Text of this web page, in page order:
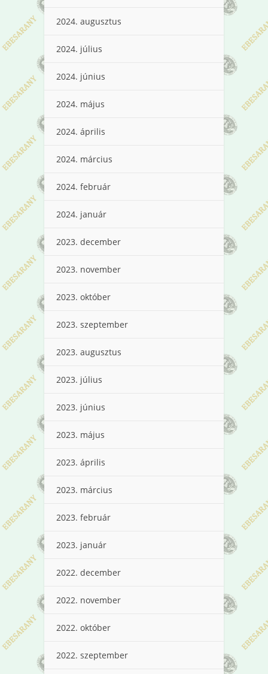
2024. augusztus
2024. július
2024. június
2024. május
2024. április
2024. március
2024. február
2024. január
2023. december
2023. november
2023. október
2023. szeptember
2023. augusztus
2023. július
2023. június
2023. május
2023. április
2023. március
2023. február
2023. január
2022. december
2022. november
2022. október
2022. szeptember